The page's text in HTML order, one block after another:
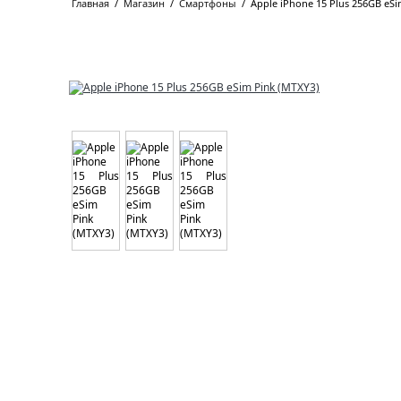
Главная / Магазин / Смартфоны / Apple iPhone 15 Plus 256GB